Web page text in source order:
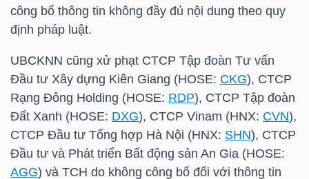
công bố thông tin không đầy đủ nội dung theo quy
định pháp luật.
UBCKNN cũng xử phạt CTCP Tập đoàn Tư vấn
Đầu tư Xây dựng Kiên Giang (HOSE: CKG), CTCP
Rạng Đông Holding (HOSE: RDP), CTCP Tập đoàn
Đất Xanh (HOSE: DXG), CTCP Vinam (HNX: CVN),
CTCP Đầu tư Tổng hợp Hà Nội (HNX: SHN), CTCP
Đầu tư và Phát triển Bất động sản An Gia (HOSE:
AGG) và TCH do không công bố đối với thông tin
CỔ
PHIẾU
PHÁI
SINH